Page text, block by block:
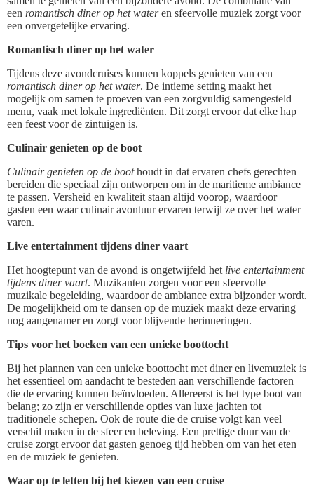
een romantisch diner op het wateren sfeervolle muziek zorgt voor
een onvergetelijke ervaring.
Romantisch diner op het water
Tijdens deze avondcruises kunnen koppels genieten van een
romantisch diner op het water. De intieme setting maakt het
mogelijk om samen te proeven van een zorgvuldig samengesteld
menu, vaak met lokale ingrediënten. Dit zorgt ervoor dat elke hap
een feest voor de zintuigen is.
Culinair genieten op de boot
Culinair genieten op de boothoudt in dat ervaren chefs gerechten
bereiden die speciaal zijn ontworpen om in de maritieme ambiance
te passen. Versheid en kwaliteit staan altijd voorop, waardoor
gasten een waar culinair avontuur ervaren terwijl ze over het water
varen.
Live entertainment tijdens diner vaart
Het hoogtepunt van de avond is ongetwijfeld het live entertainment
tijdens diner vaart. Muzikanten zorgen voor een sfeervolle
muzikale begeleiding, waardoor de ambiance extra bijzonder wordt.
De mogelijkheid om te dansen op de muziek maakt deze ervaring
nog aangenamer en zorgt voor blijvende herinneringen.
Tips voor het boeken van een unieke boottocht
Bij het plannen van een unieke boottocht met diner en livemuziek is
het essentieel om aandacht te besteden aan verschillende factoren
die de ervaring kunnen beïnvloeden. Allereerst is het type boot van
belang; zo zijn er verschillende opties van luxe jachten tot
traditionele schepen. Ook de route die de cruise volgt kan veel
verschil maken in de sfeer en beleving. Een prettige duur van de
cruise zorgt ervoor dat gasten genoeg tijd hebben om van het eten
en de muziek te genieten.
Waar op te letten bij het kiezen van een cruise